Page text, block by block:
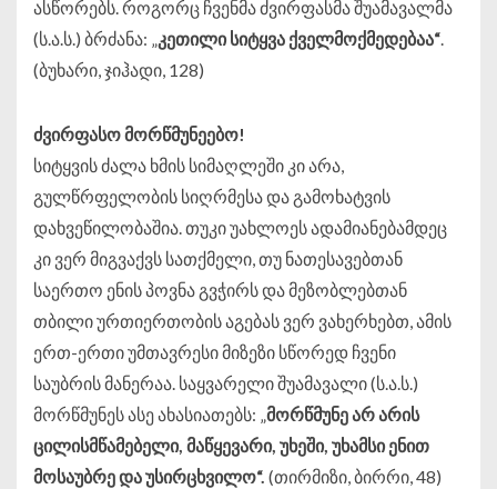
ასწორებს. როგორც ჩვენმა ძვირფასმა შუამავალმა
(ს.ა.ს.) ბრძანა: „კეთილი სიტყვა ქველმოქმედებაა“.
(ბუხარი, ჯიჰადი, 128)
ძვირფასომორწმუნეებო!
სიტყვის ძალა ხმის სიმაღლეში კი არა,
გულწრფელობის სიღრმესა და გამოხატვის
დახვეწილობაშია. თუკი უახლოეს ადამიანებამდეც
კი ვერ მიგვაქვს სათქმელი, თუ ნათესავებთან
საერთო ენის პოვნა გვჭირს და მეზობლებთან
თბილი ურთიერთობის აგებას ვერ ვახერხებთ, ამის
ერთ-ერთი უმთავრესი მიზეზი სწორედ ჩვენი
საუბრის მანერაა. საყვარელი შუამავალი (ს.ა.ს.)
მორწმუნეს ასე ახასიათებს: „მორწმუნეარარის
ცილისმწამებელი, მაწყევარი, უხეში, უხამსი ენით
მოსაუბრედაუსირცხვილო“. (თირმიზი, ბირრი, 48)